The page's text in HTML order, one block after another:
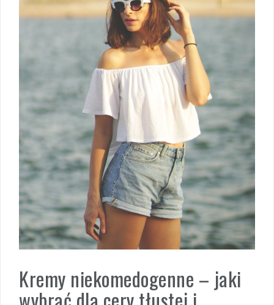
Kremy niekomedogenne – jaki